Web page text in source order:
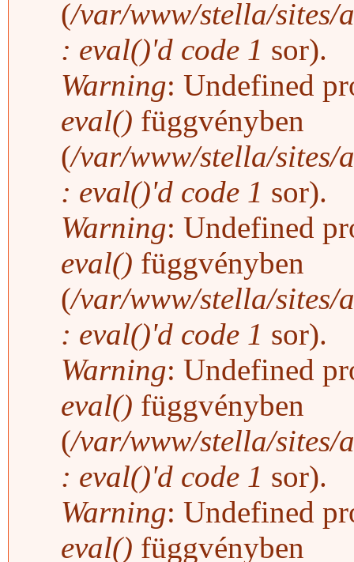
(/var/www/stella/sites/
: eval()'d code 1 sor).
Warning: Undefined
eval() függvényben
(/var/www/stella/sites/
: eval()'d code 1 sor).
Warning: Undefined
eval() függvényben
(/var/www/stella/sites/
: eval()'d code 1 sor).
Warning: Undefined
eval() függvényben
(/var/www/stella/sites/
: eval()'d code 1 sor).
Warning: Undefined
eval() függvényben